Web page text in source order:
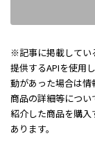
※記事に掲載してい
提供するAPIを使用
動があった場合は情
商品の詳細等につ
紹介した商品を購
あります。